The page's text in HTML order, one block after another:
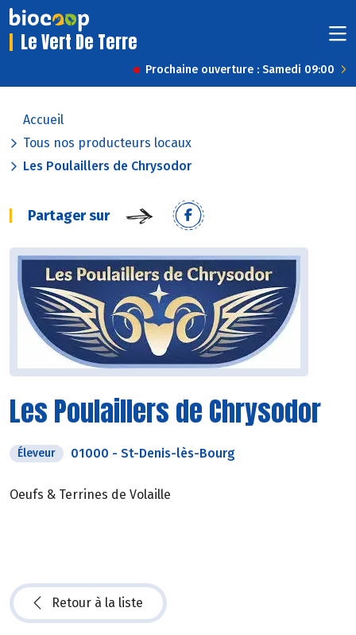
Le Vert De Terre
Prochaine ouverture : Samedi 09:00
Accueil
Tous nos producteurs locaux
Les Poulaillers de Chrysodor
Partager sur
Les Poulaillers de Chrysodor
Éleveur 01000 - St-Denis-lès-Bourg
Oeufs & Terrines de Volaille
Retour à la liste